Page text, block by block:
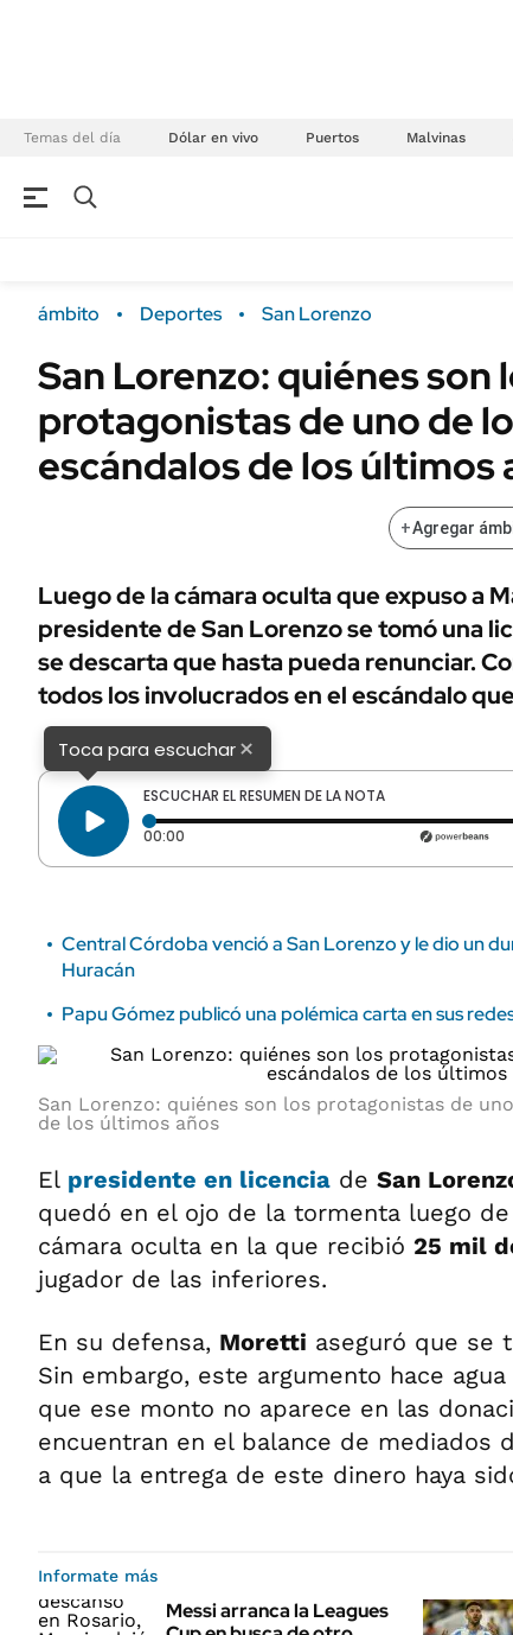
Temas del día Dólar en vivo Puertos Malvinas
Campo
FINANZAS
Dólar
Sustentabilidad
POLÍTICA
URUGUAY
ámbito Deportes San Lorenzo
San Lorenzo: quiénes son
protagonistas de uno de
escándalos de los últimos
+Agregar
Luego de la cámara oculta que expuso a
presidente de San Lorenzo se tomó una
se descarta que hasta pueda renunciar.
todos los involucrados en el escándalo
Toca para escuchar×
ESCUCHAR EL RESUMEN DE LA NOTA
00:00 Tiempo transcurrido: 0 segundos
Central Córdoba venció a San Lorenzo y le dio un
Huracán
Papu Gómez publicó una polémica carta en sus
San Lorenzo: quiénes son los protagonistas de
de los últimos años
El presidente en licencia de San
quedó en el ojo de la tormenta luego
cámara oculta en la que recibió 25 mil
jugador de las inferiores.
En su defensa, Moretti aseguró que se
Sin embargo, este argumento hace
que ese monto no aparece en las
encuentran en el balance de mediados
a que la entrega de este dinero haya
Informate más
Messi arranca la Leagues